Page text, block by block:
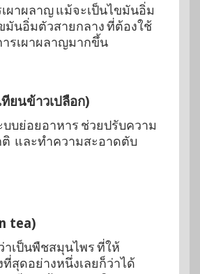
ผาผลาญ แม้จะเป็นไขมันอิ่ม
มันอิ่มตัวสายกลาง ที่ต้องใช้
รเผาผลาญมากขึ้น
ทียนข้าวเปลือก)
บย่อยอาหาร ช่วยปรับความ
ติ และทำความสะอาดตับ
tea)
าเป็นพืชสมุนไพร ที่ให้
สุดอย่างหนึ่งเลยก็ว่าได้